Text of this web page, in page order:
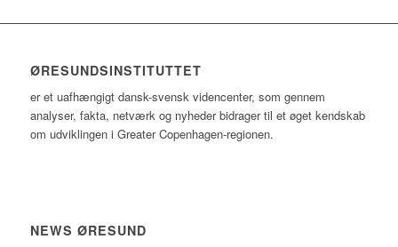
ØRESUNDSINSTITUTTET
er et uafhængigt dansk-svensk videncenter, som gennem
analyser, fakta, netværk og nyheder bidrager til et øget kendskab
om udviklingen i Greater Copenhagen-regionen.
NEWS ØRESUND